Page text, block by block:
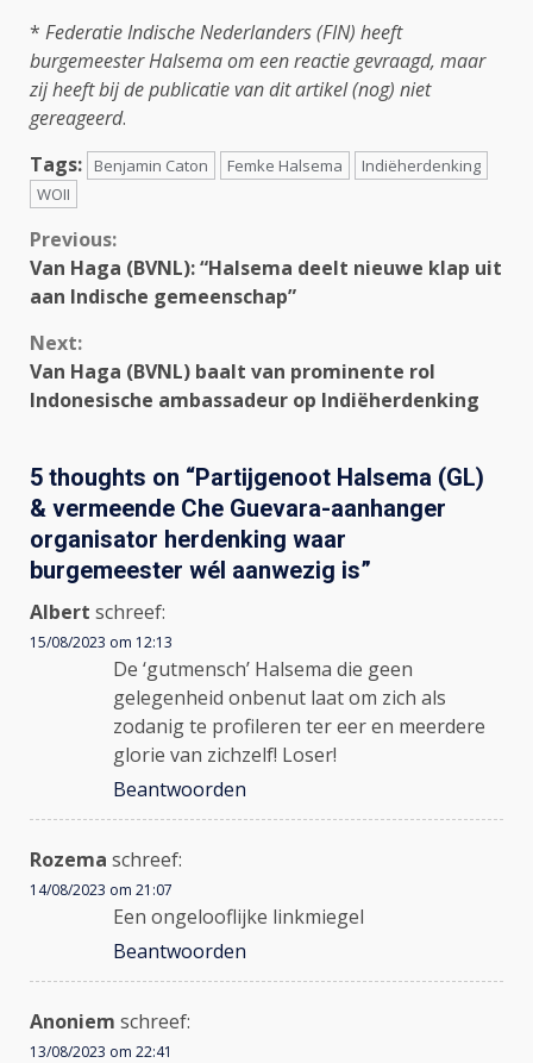
* Federatie Indische Nederlanders (FIN) heeft
burgemeester Halsema om een reactie gevraagd, maar
zij heeft bij de publicatie van dit artikel (nog) niet
gereageerd.
Tags:
Benjamin Caton Femke Halsema
Indiëherdenking
WOII
Continue
Reading
Previous:
Van Haga (BVNL): “Halsema deelt nieuwe klap uit
aan Indische gemeenschap”
Next:
Van Haga (BVNL) baalt van prominente rol
Indonesische ambassadeur op Indiëherdenking
5 thoughts on “Partijgenoot Halsema (GL)
& vermeende Che Guevara-aanhanger
organisator herdenking waar
burgemeester wél aanwezig is”
Albert schreef:
15/08/2023 om 12:13
De ‘gutmensch’ Halsema die geen
gelegenheid onbenut laat om zich als
zodanig te profileren ter eer en meerdere
glorie van zichzelf! Loser!
Beantwoorden
Rozema schreef:
14/08/2023 om 21:07
Een ongelooflijke linkmiegel
Beantwoorden
Anoniem schreef:
13/08/2023 om 22:41